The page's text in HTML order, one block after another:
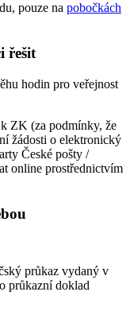
pouze na pobočkách
řešit
hodin pro veřejnost
ZK (za podmínky, že
žádosti o elektronický
České pošty /
online prostřednictvím
průkaz vydaný v
průkazní doklad